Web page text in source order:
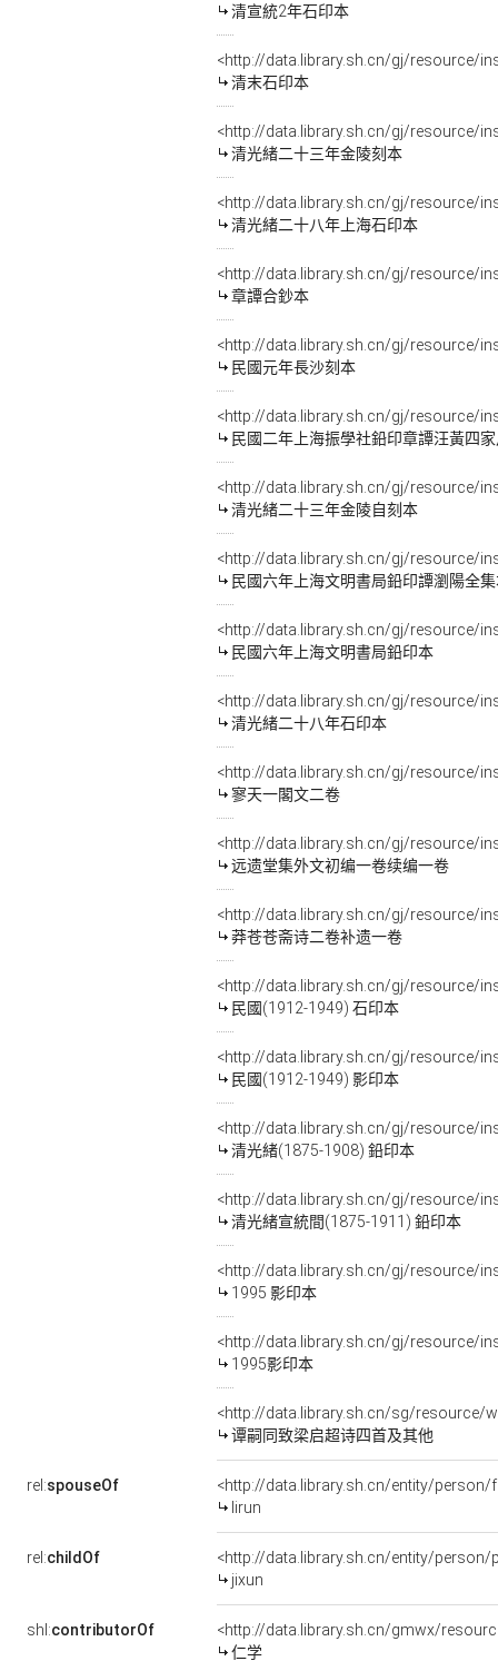
清宣統2年石印本
<http://data.library.sh.cn/gj/resource/
清末石印本
<http://data.library.sh.cn/gj/resource/
清光緒二十三年金陵刻本
<http://data.library.sh.cn/gj/resource/
清光緒二十八年上海石印本
<http://data.library.sh.cn/gj/resource/
章譚合鈔本
<http://data.library.sh.cn/gj/resource/
民國元年長沙刻本
<http://data.library.sh.cn/gj/resource/
民國二年上海振學社鉛印章譚汪黃四
<http://data.library.sh.cn/gj/resource/
清光緒二十三年金陵自刻本
<http://data.library.sh.cn/gj/resource/
民國六年上海文明書局鉛印譚瀏陽全
<http://data.library.sh.cn/gj/resource/
民國六年上海文明書局鉛印本
<http://data.library.sh.cn/gj/resource/
清光緒二十八年石印本
<http://data.library.sh.cn/gj/resource/
寥天一閣文二卷
<http://data.library.sh.cn/gj/resource/
远遗堂集外文初编一卷续编一卷
<http://data.library.sh.cn/gj/resource/
莽苍苍斋诗二卷补遗一卷
<http://data.library.sh.cn/gj/resource/
民國(1912-1949) 石印本
<http://data.library.sh.cn/gj/resource/
民國(1912-1949) 影印本
<http://data.library.sh.cn/gj/resource/
清光緒(1875-1908) 鉛印本
<http://data.library.sh.cn/gj/resource/
清光緒宣統間(1875-1911) 鉛印本
<http://data.library.sh.cn/gj/resource/
1995 影印本
<http://data.library.sh.cn/gj/resource/
1995影印本
<http://data.library.sh.cn/sg/resource/
谭嗣同致梁启超诗四首及其他
rel:spouseOf
<http://data.library.sh.cn/entity/
lirun
rel:childOf
<http://data.library.sh.cn/entity/person/
jixun
shl:contributorOf
<http://data.library.sh.cn/gmwx/
仁学